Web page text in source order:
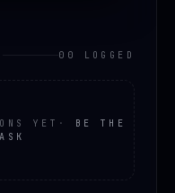
00 LOGGED
YET ·
BE THE